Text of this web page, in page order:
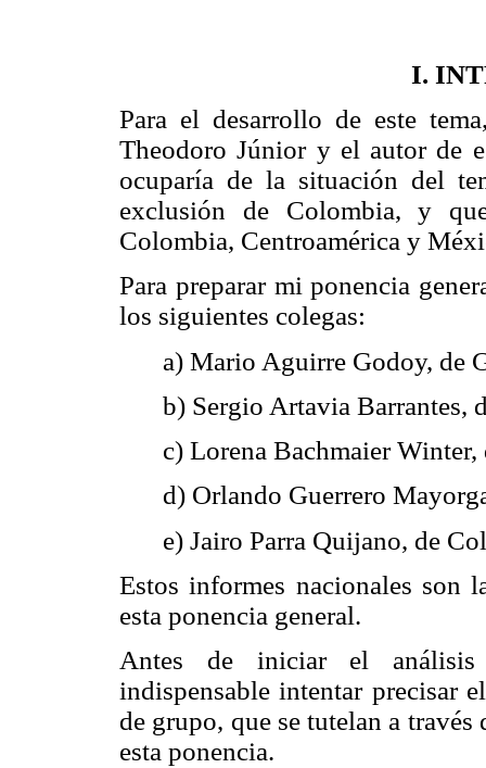
I.
Para el desarrollo de este
Theodoro Júnior y el autor de
ocuparía de la situación del
exclusión de Colombia, y
Colombia, Centroamérica y
Para preparar mi ponencia
los siguientes colegas:
a) Mario Aguirre Godoy, de
b) Sergio Artavia Barrantes,
c) Lorena Bachmaier Winter,
d) Orlando Guerrero
e) Jairo Parra Quijano, de
Estos informes nacionales son
esta ponencia general.
Antes de iniciar el análisis
indispensable intentar precisar
de grupo, que se tutelan a
esta ponencia.